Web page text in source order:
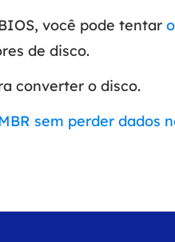
você pode tentar
de disco.
converter o disco.
sem perder dados